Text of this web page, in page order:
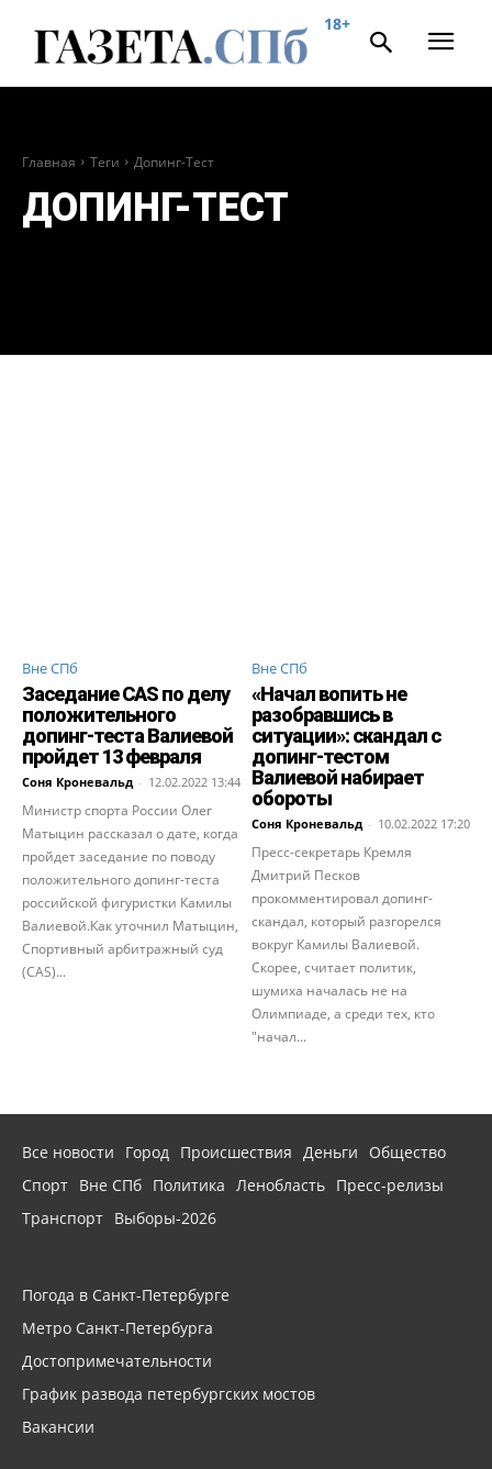
18+
Главная Теги Допинг-Тест
ДОПИНГ-ТЕСТ
Вне СПб
Заседание CAS по делу
положительного
допинг-теста Валиевой
пройдет 13 февраля
Соня Кроневальд - 12.02.2022 13:44
Министр спорта России Олег
Матыцин рассказал о дате, когда
пройдет заседание по поводу
положительного допинг-теста
российской фигуристки Камилы
Валиевой.Как уточнил Матыцин,
Спортивный арбитражный суд
(CAS)...
Вне СПб
«Начал вопить не
разобравшись в
ситуации»: скандал с
допинг-тестом
Валиевой набирает
обороты
Соня Кроневальд - 10.02.2022 17:20
Пресс-секретарь Кремля
Дмитрий Песков
прокомментировал допинг-
скандал, который разгорелся
вокруг Камилы Валиевой.
Скорее, считает политик,
шумиха началась не на
Олимпиаде, а среди тех, кто
"начал...
Все новости Город Происшествия Деньги
Общество
Спорт Вне СПб Политика Ленобласть Пресс-релизы
Транспорт Выборы-2026
Погода в Санкт-Петербурге
Метро Санкт-Петербурга
Достопримечательности
График развода петербургских мостов
Вакансии